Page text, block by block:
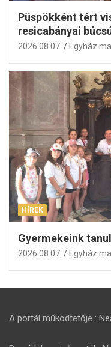
Püspökként tért
resicabányai
2026.08.07. Egyház.ma
HÍREK
Gyermekeink
2026.08.07. Egyház.ma
A portál működtetője :